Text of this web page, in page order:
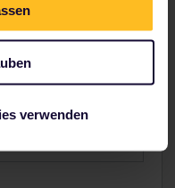
verwenden